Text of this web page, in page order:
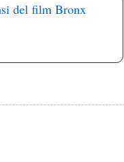
del film Bronx